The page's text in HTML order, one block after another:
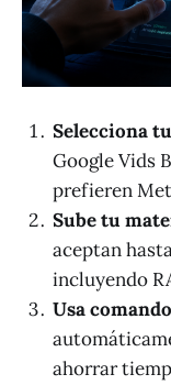
Selecciona
Google Vids
prefieren
Sube tu
aceptan
incluyendo
Usa
ahorrar